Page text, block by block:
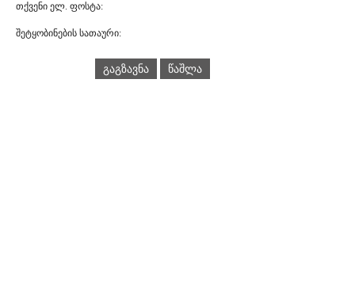
თქვენი ელ. ფოსტა:
შეტყობინების სათაური:
გაგზავნა წაშლა